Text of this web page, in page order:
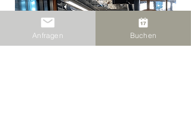
Anfragen Buchen